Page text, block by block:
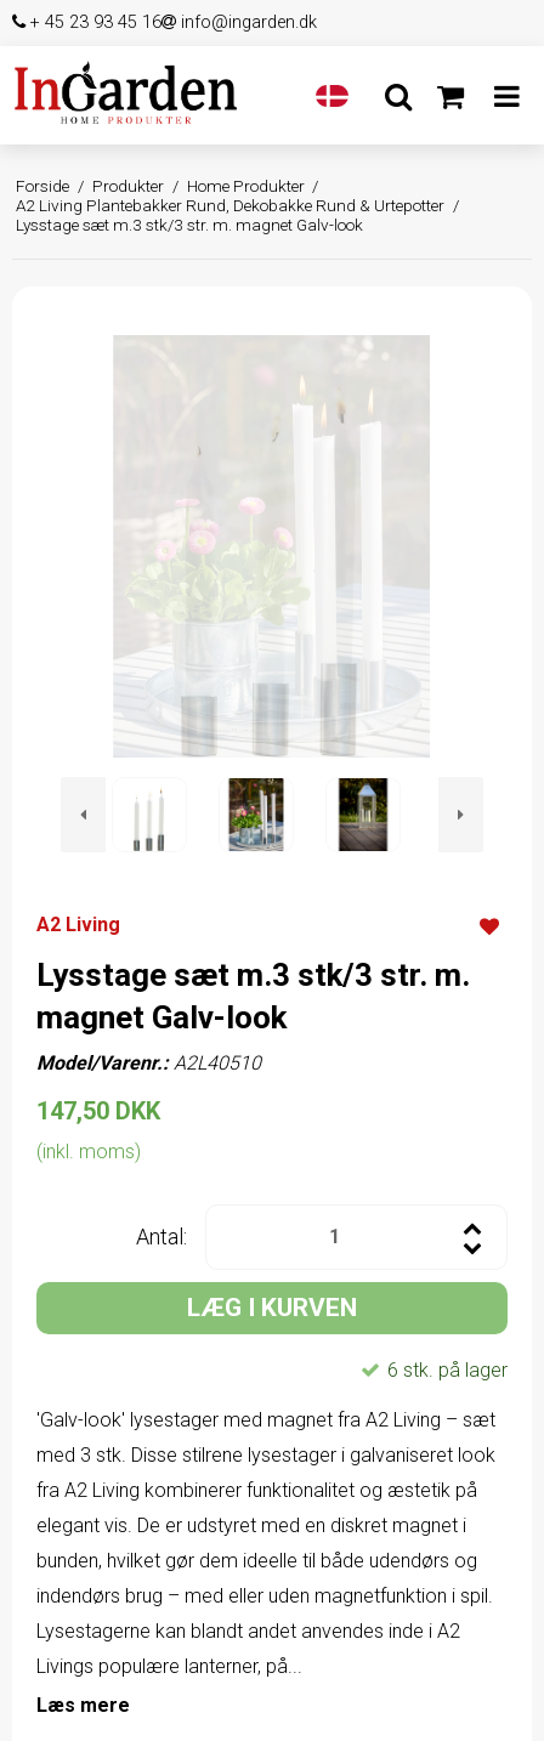
+ 45 23 93 45 16 info@ingarden.dk
Forside / Produkter / Home Produkter /
A2 Living Plantebakker Rund, Dekobakke Rund & Urtepotter /
Lysstage sæt m.3 stk/3 str. m. magnet Galv-look
A2 Living
Lysstage sæt m.3 stk/3 str. m.
magnet Galv-look
Model/Varenr.: A2L40510
147,50 DKK
(inkl. moms)
Antal:
LÆG I KURVEN
6 stk. på lager
'Galv-look' lysestager med magnet fra A2 Living – sæt
med 3 stk. Disse stilrene lysestager i galvaniseret look
fra A2 Living kombinerer funktionalitet og æstetik på
elegant vis. De er udstyret med en diskret magnet i
bunden, hvilket gør dem ideelle til både udendørs og
indendørs brug – med eller uden magnetfunktion i spil.
Lysestagerne kan blandt andet anvendes inde i A2
Livings populære lanterner, på...
Læs mere